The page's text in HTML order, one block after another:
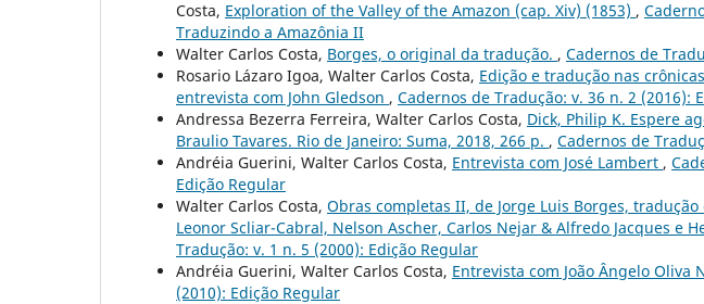
Costa, Exploration of the Valley of the Amazon (cap. Xiv) (1853) ,
Traduzindo a Amazônia II
Walter Carlos Costa, Borges, o original da tradução. , Cadernos de
Rosario Lázaro Igoa, Walter Carlos Costa, Edição e tradução nas
entrevista com John Gledson , Cadernos de Tradução: v. 36 n. 2 (2016):
Andressa Bezerra Ferreira, Walter Carlos Costa, Dick, Philip K. Espere
Braulio Tavares. Rio de Janeiro: Suma, 2018, 266 p. , Cadernos de
Andréia Guerini, Walter Carlos Costa, Entrevista com José Lambert ,
Edição Regular
Walter Carlos Costa, Obras completas II, de Jorge Luis Borges,
Leonor Scliar-Cabral, Nelson Ascher, Carlos Nejar & Alfredo Jacques e
Tradução: v. 1 n. 5 (2000): Edição Regular
Andréia Guerini, Walter Carlos Costa, Entrevista com João Ângelo Oliva
(2010): Edição Regular